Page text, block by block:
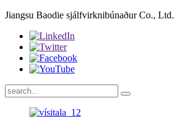
Jiangsu Baodie sjálfvirknibúnaður Co., Ltd.